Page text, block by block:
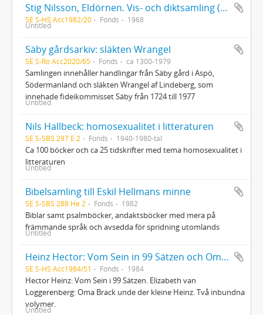
Stig Nilsson, Eldörnen. Vis- och diktsamling (Söderköping 1968). Dedikationsexemplar till Kungliga biblioteket
SE S-HS Acc1982/20 Fonds 1968
Untitled
Säby gårdsarkiv: släkten Wrangel
SE S-Ro Acc2020/65 Fonds ca 1300-1979
Samlingen innehåller handlingar från Säby gård i Aspö,
Södermanland och släkten Wrangel af Lindeberg, som
innehade fideikommisset Säby från 1724 till 1977
Untitled
Nils Hallbeck: homosexualitet i litteraturen
SE S-SBS 297 E 2 Fonds 1940-1980-tal
Ca 100 böcker och ca 25 tidskrifter med tema homosexualitet i
litteraturen
Untitled
Bibelsamling till Eskil Hellmans minne
SE S-SBS 288 He 2 Fonds 1982
Biblar samt psalmböcker, andaktsböcker med mera på
främmande språk och avsedda för spridning utomlands
Untitled
Heinz Hector: Vom Sein in 99 Sätzen och Oma Brack und der kleine Heinz
SE S-HS Acc1984/51 Fonds 1984
Hector Heinz: Vom Sein i 99 Sätzen. Elizabeth van
Loggerenberg: Oma Brack unde der kleine Heinz. Två inbundna
volymer.
Untitled